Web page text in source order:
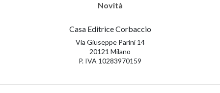
Novità
Casa Editrice Corbaccio
Via Giuseppe Parini 14
20121 Milano
P. IVA 10283970159